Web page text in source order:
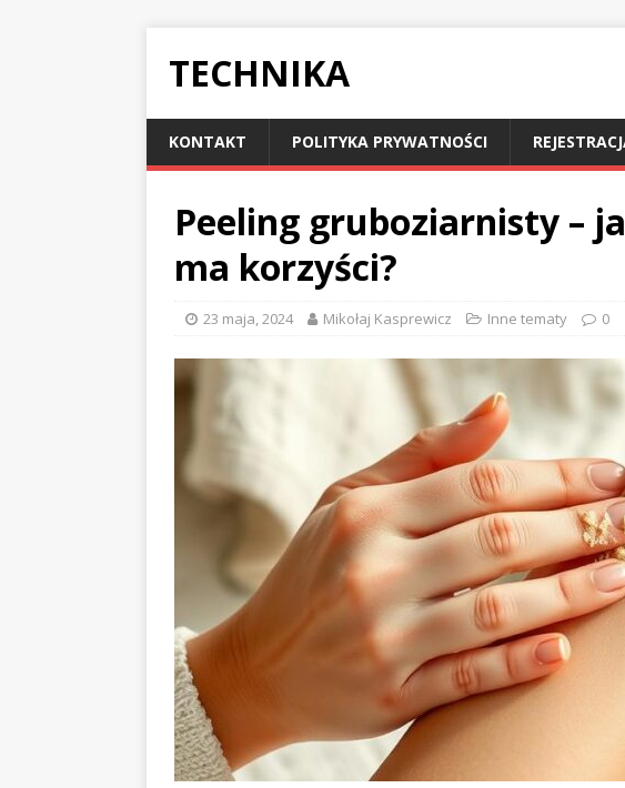
TECHNIKA
KONTAKT POLITYKA PRYWATNOŚCI
Peeling gruboziarnisty –
ma korzyści?
23 maja, 2024 Mikołaj Kasprewicz Inne tematy 0